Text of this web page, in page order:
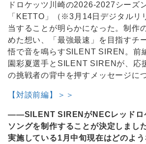
ドロケッツ川崎の2026-2027シーズ
「KETTO」（※3月14日デジタルリ
当することが明らかになった。制作
めた想い、「最強最速」を目指すチ
悟で音を鳴らすSILENT SIREN。前
園彩夏選手とSILENT SIRENが、応
の挑戦者の背中を押すメッセージに
【対談前編】＞＞
――SILENT SIRENがNECレッドロ
ソングを制作することが決定しまし
実施している1月中旬現在はどのよ